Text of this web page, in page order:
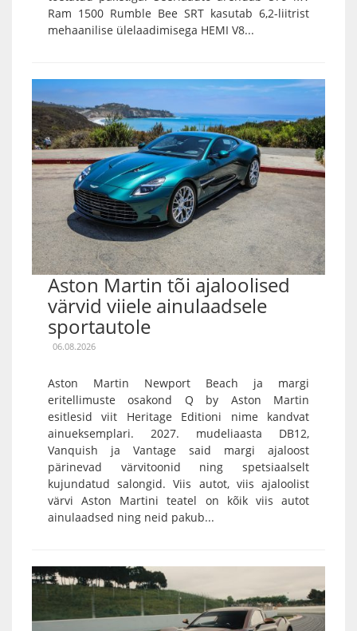
Ram 1500 Rumble Bee SRT kasutab 6,2-liitrist
mehaanilise ülelaadimisega HEMI V8...
Aston Martin tõi ajaloolised
värvid viiele ainulaadsele
sportautole
06.08.2026
Aston Martin Newport Beach ja margi
eritellimuste osakond Q by Aston Martin
esitlesid viit Heritage Editioni nime kandvat
ainueksemplari. 2027. mudeliaasta DB12,
Vanquish ja Vantage said margi ajaloost
pärinevad värvitoonid ning spetsiaalselt
kujundatud salongid. Viis autot, viis ajaloolist
värvi Aston Martini teatel on kõik viis autot
ainulaadsed ning neid pakub...